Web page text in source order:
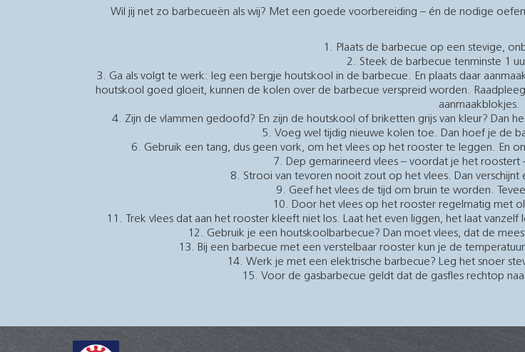
Wil jij net zo barbecueën als wij? Met een goede voorbereiding – én de nodige
Plaats de barbecue op een stevige,
Steek de barbecue tenminste 1
Ga als volgt te werk: leg een bergje houtskool in de barbecue. En plaats daar
houtskool goed gloeit, kunnen de kolen over de barbecue verspreid worden.
aanmaakblokjes.
Zijn de vlammen gedoofd? En zijn de houtskool of briketten grijs van kleur? Dan
Voeg wel tijdig nieuwe kolen toe. Dan hoef je de
Gebruik een tang, dus geen vork, om het vlees op het rooster te leggen. En
Dep gemarineerd vlees – voordat je het
Strooi van tevoren nooit zout op het vlees. Dan
Geef het vlees de tijd om bruin te worden.
Door het vlees op het rooster regelmatig met
Trek vlees dat aan het rooster kleeft niet los. Laat het even liggen, het laat
Gebruik je een houtskoolbarbecue? Dan moet vlees, dat de
Bij een barbecue met een verstelbaar rooster kun je de
Werk je met een elektrische barbecue? Leg het snoer
Voor de gasbarbecue geldt dat de gasfles rechtop